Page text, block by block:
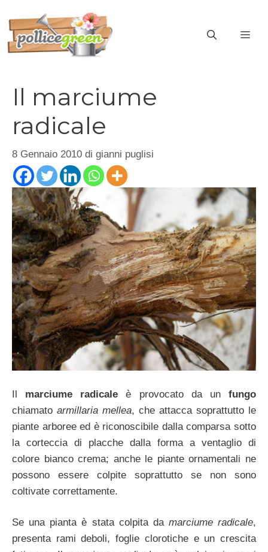
contenuto
Il marciume
radicale
8 Gennaio 2010 di gianni puglisi
Il marciume radicale è provocato da unfungo
chiamato armillaria mellea, che attacca soprattutto le
piante arboree ed è riconoscibile dalla comparsa sotto
la corteccia di placche dalla forma a ventaglio di
colore bianco crema; anche le piante ornamentali ne
possono essere colpite soprattutto se non sono
coltivate correttamente.
Se una pianta è stata colpita da marciume radicale,
presenta rami deboli, foglie clorotiche e un crescita